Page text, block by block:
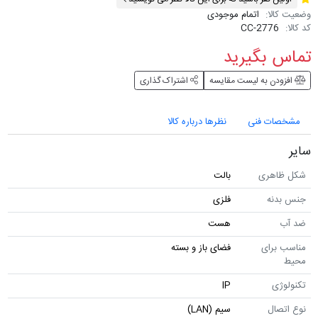
وضعیت کالا: اتمام موجودی
کد کالا: CC-2776
تماس بگیرید
افزودن به لیست مقایسه اشتراک گذاری
مشخصات فنی نظرها درباره کالا
سایر
شکل ظاهری
بالت
جنس بدنه
فلزی
ضد آب
هست
مناسب برای
محیط
فضای باز و بسته
تکنولوژی
IP
نوع اتصال
سیم (LAN)